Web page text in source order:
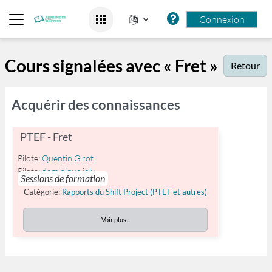
Connexion
Cours signalées avec « Fret » Retour
Acquérir des connaissances
PTEF - Fret
Sessions de formation
Pilote:Quentin Girot
Pilote: dominique joly
Catégorie: Rapports du Shift Project (PTEF et autres)
Voir plus...